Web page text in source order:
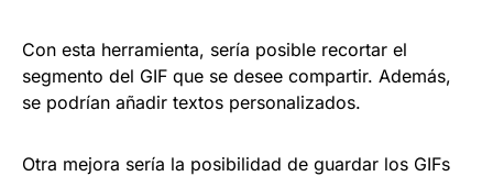
Con esta herramienta, sería posible recortar el
segmento del GIF que se desee compartir. Además,
se podrían añadir textos personalizados.
Otra mejora sería la posibilidad de guardar los GIFs